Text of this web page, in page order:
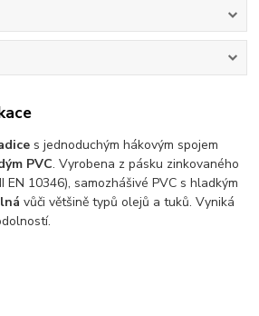
s jednoduchým hákovým spojem
PVC. Vyrobena z pásku zinkovaného
EN 10346), samozhášivé PVC s hladkým
vůči většině typů olejů a tuků. Vyniká